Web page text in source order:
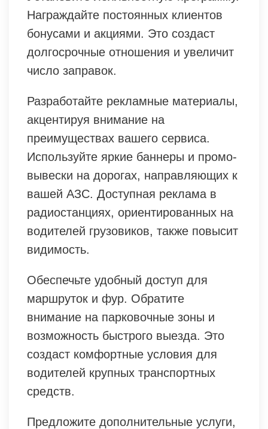
Награждайте постоянных клиентов
бонусами и акциями. Это создаст
долгосрочные отношения и увеличит
число заправок.
Разработайте рекламные материалы,
акцентируя внимание на
преимуществах вашего сервиса.
Используйте яркие баннеры и промо-
вывески на дорогах, направляющих к
вашей АЗС. Доступная реклама в
радиостанциях, ориентированных на
водителей грузовиков, также повысит
видимость.
Обеспечьте удобный доступ для
маршруток и фур. Обратите
внимание на парковочные зоны и
возможность быстрого выезда. Это
создаст комфортные условия для
водителей крупных транспортных
средств.
Предложите дополнительные услуги,